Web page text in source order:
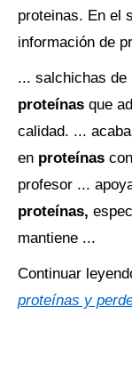
proteinas. En el
información de
... salchichas de
proteínas que
calidad. ...
en proteínas
profesor ...
proteínas,
mantiene ...
Continuar
proteínas y